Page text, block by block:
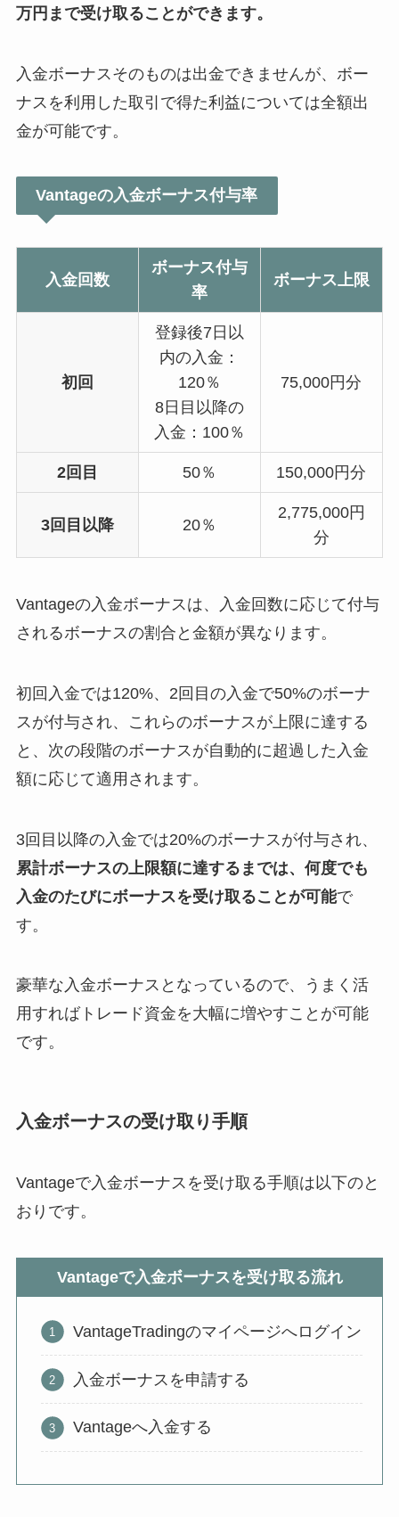
万円まで受け取ることができます。
入金ボーナスそのものは出金できませんが、ボー
ナスを利用した取引で得た利益については全額出
金が可能です。
Vantageの入金ボーナス付与率
入金回数
ボーナス付与
率
ボーナス上限
初回
登録後7日以
内の入金：
120％
8日目以降の
入金：100％
75,000円分
2回目 50％ 150,000円分
3回目以降 20％
2,775,000円
分
Vantageの入金ボーナスは、入金回数に応じて付与
されるボーナスの割合と金額が異なります。
初回入金では120%、2回目の入金で50%のボーナ
スが付与され、これらのボーナスが上限に達する
と、次の段階のボーナスが自動的に超過した入金
額に応じて適用されます。
3回目以降の入金では20%のボーナスが付与され、
累計ボーナスの上限額に達するまでは、何度でも
入金のたびにボーナスを受け取ることが可能で
す。
豪華な入金ボーナスとなっているので、うまく活
用すればトレード資金を大幅に増やすことが可能
です。
入金ボーナスの受け取り手順
Vantageで入金ボーナスを受け取る手順は以下のと
おりです。
Vantageで入金ボーナスを受け取る流れ
VantageTradingのマイページへログイン
入金ボーナスを申請する
Vantageへ入金する